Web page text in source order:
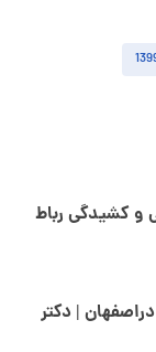
و کشیدگی رباط
| دکتر